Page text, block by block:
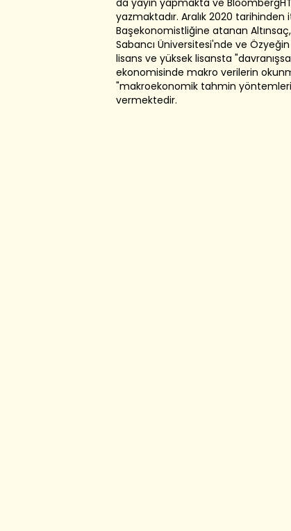
da yayın yapmakta ve
yazmaktadır. Aralık 2020 tarihinden
Başekonomistliğine atanan
Sabancı Üniversitesi'nde ve
lisans ve yüksek lisansta
ekonomisinde makro verilerin
"makroekonomik tahmin
vermektedir.